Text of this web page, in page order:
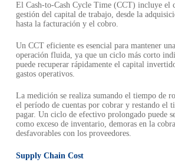
El Cash-to-Cash Cycle Time (CCT) incluye el
gestión del capital de trabajo, desde la
hasta la facturación y el cobro.
Un CCT eficiente es esencial para mantener
operación fluida, ya que un ciclo más corto
puede recuperar rápidamente el capital
gastos operativos.
La medición se realiza sumando el tiempo de
el período de cuentas por cobrar y restando el
pagar. Un ciclo de efectivo prolongado puede
como exceso de inventario, demoras en la
desfavorables con los proveedores.
Supply Chain Cost